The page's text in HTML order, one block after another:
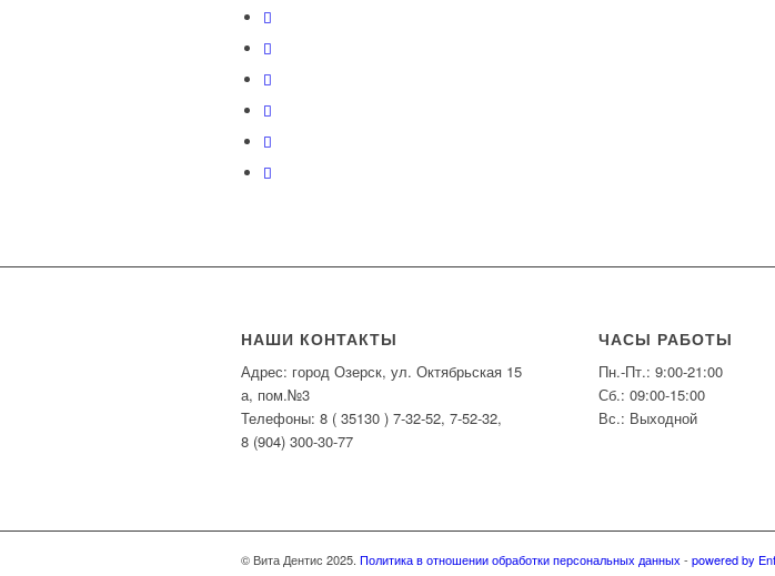
НАШИ КОНТАКТЫ
Адрес: город Озерск, ул. Октябрьская 15
а, пом.№3
Телефоны: 8 ( 35130 ) 7-32-52, 7-52-32,
8 (904) 300-30-77
ЧАСЫ РАБОТЫ
Пн.-Пт.: 9:00-21:00
Сб.: 09:00-15:00
Вс.: Выходной
© Вита Дентис 2025. Политика в отношении обработки персональных данных- powered by